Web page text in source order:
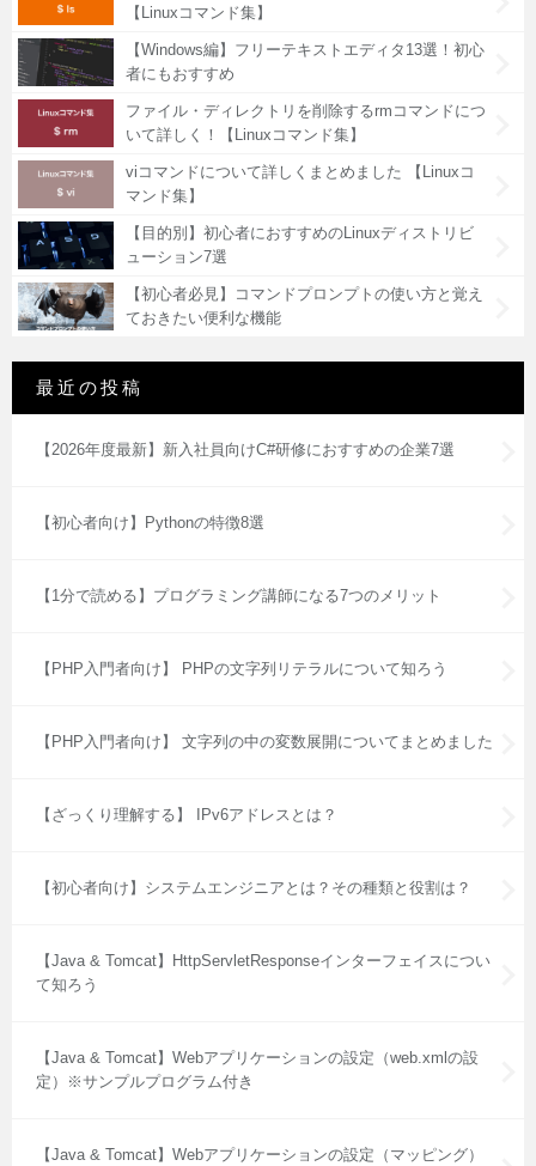
【Linuxコマンド集】
【Windows編】フリーテキストエディタ13選！初心
者にもおすすめ
ファイル・ディレクトリを削除するrmコマンドにつ
いて詳しく！【Linuxコマンド集】
viコマンドについて詳しくまとめました 【Linuxコ
マンド集】
【目的別】初心者におすすめのLinuxディストリビ
ューション7選
【初心者必見】コマンドプロンプトの使い方と覚え
ておきたい便利な機能
最近の投稿
【2026年度最新】新入社員向けC#研修におすすめの企業7選
【初心者向け】Pythonの特徴8選
【1分で読める】プログラミング講師になる7つのメリット
【PHP入門者向け】 PHPの文字列リテラルについて知ろう
【PHP入門者向け】 文字列の中の変数展開についてまとめました
【ざっくり理解する】 IPv6アドレスとは？
【初心者向け】システムエンジニアとは？その種類と役割は？
【Java & Tomcat】HttpServletResponseインターフェイスについ
て知ろう
【Java & Tomcat】Webアプリケーションの設定（web.xmlの設
定）※サンプルプログラム付き
【Java & Tomcat】Webアプリケーションの設定（マッピング）